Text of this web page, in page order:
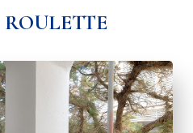
ROULETTE